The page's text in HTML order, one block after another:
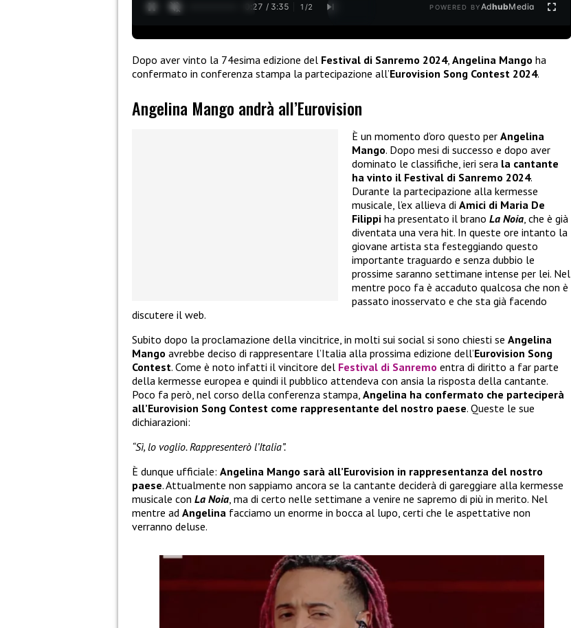
0:28 / 3:35 1 /2 POWERED BYAdhubMedia
Dopo aver vinto la 74esima edizione del Festival di Sanremo 2024, Angelina Mango ha
confermato in conferenza stampa la partecipazione all’Eurovision Song Contest 2024.
Angelina Mango andrà all’Eurovision
È un momento d’oro questo per Angelina
Mango. Dopo mesi di successo e dopo aver
dominato le classifiche, ieri sera la cantante
ha vinto il Festival di Sanremo 2024.
Durante la partecipazione alla kermesse
musicale, l’ex allieva di Amici di Maria De
Filippi ha presentato il brano La Noia, che è già
diventata una vera hit. In queste ore intanto la
giovane artista sta festeggiando questo
importante traguardo e senza dubbio le
prossime saranno settimane intense per lei. Nel
mentre poco fa è accaduto qualcosa che non è
passato inosservato e che sta già facendo
discutere il web.
Subito dopo la proclamazione della vincitrice, in molti sui social si sono chiesti se Angelina
Mango avrebbe deciso di rappresentare l’Italia alla prossima edizione dell’Eurovision Song
Contest. Come è noto infatti il vincitore del Festival di Sanremo entra di diritto a far parte
della kermesse europea e quindi il pubblico attendeva con ansia la risposta della cantante.
Poco fa però, nel corso della conferenza stampa, Angelina ha confermato che parteciperà
all’Eurovision Song Contest come rappresentante del nostro paese. Queste le sue
dichiarazioni:
“Sì, lo voglio. Rappresenterò l’Italia”.
È dunque ufficiale: Angelina Mango sarà all’Eurovision in rappresentanza del nostro
paese. Attualmente non sappiamo ancora se la cantante deciderà di gareggiare alla kermesse
musicale con La Noia, ma di certo nelle settimane a venire ne sapremo di più in merito. Nel
mentre ad Angelina facciamo un enorme in bocca al lupo, certi che le aspettative non
verranno deluse.